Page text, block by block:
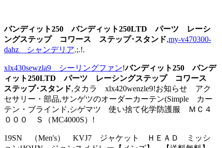
バンディット250 バンディット250LTD パーツ レーシ
ングステップ コワース ステップ･スタンド,my-v470300-
dahz シャンデリア.;.!.
xlx430sewzla9 シーリングファン!バンディット250 バンデ
ィット250LTD パーツ レーシングステップ コワース
ステップ･スタンド,タカラ xlx420wenzle9!お知らせ アク
セサリー・部品,サンゲツのオーダーカーテン(Simple カー
テン・ブラインド,シゲマツ 使い捨て化学防護服 ＭＣ４
０００ Ｓ（MC4000S）!
19SN （Men's） KVJ7 ジャケット ＨＥＡＤ ミッシ